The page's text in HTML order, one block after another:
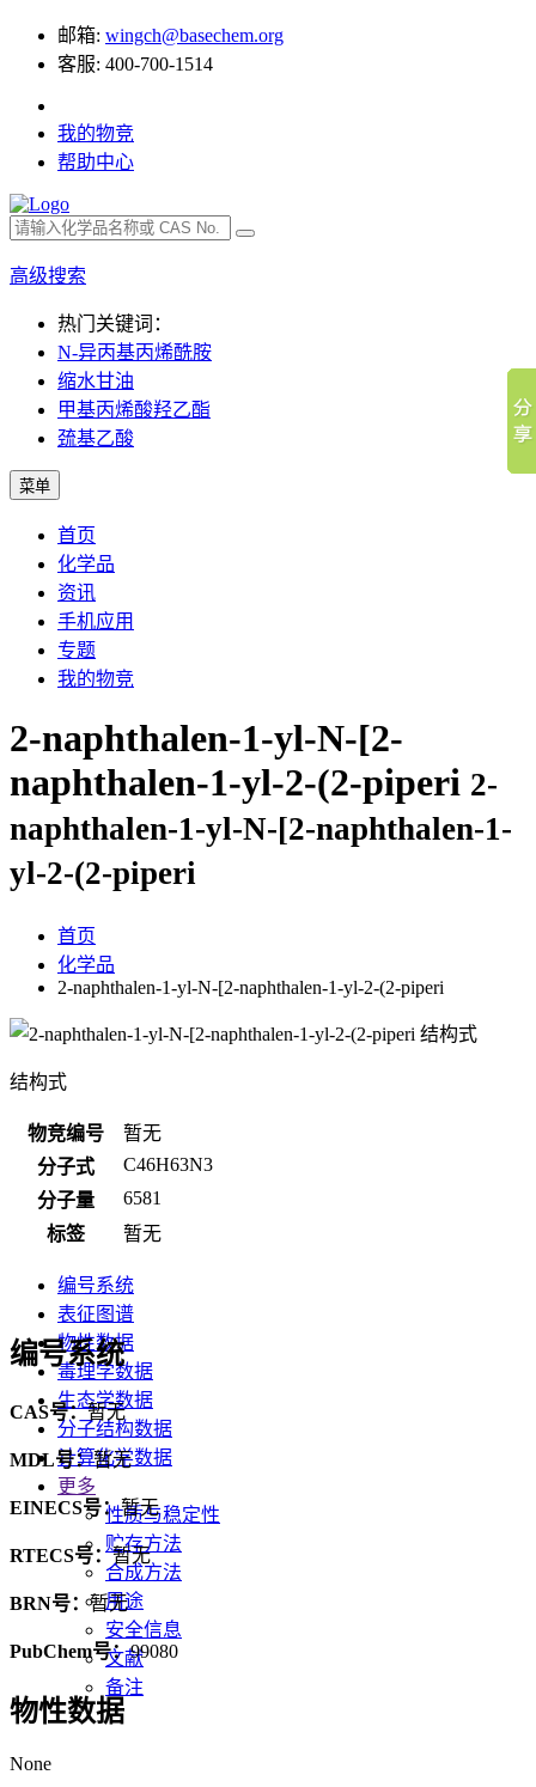
邮箱: wingch@basechem.org
客服: 400-700-1514
我的物竞
帮助中心
高级搜索
热门关键词：
N-异丙基丙烯酰胺
缩水甘油
甲基丙烯酸羟乙酯
巯基乙酸
菜单
首页
化学品
资讯
手机应用
专题
我的物竞
2-naphthalen-1-yl-N-[2-
naphthalen-1-yl-2-(2-piperi 2-
naphthalen-1-yl-N-[2-naphthalen-1-
yl-2-(2-piperi
首页
化学品
2-naphthalen-1-yl-N-[2-naphthalen-1-yl-2-(2-piperi
结构式
物竞编号
暂无
分子式
C46H63N3
分子量
6581
标签
暂无
编号系统
表征图谱
物性数据
毒理学数据
生态学数据
分子结构数据
计算化学数据
更多
性质与稳定性
贮存方法
合成方法
用途
安全信息
文献
备注
编号系统
CAS号：暂无
MDL号：暂无
EINECS号：暂无
RTECS号：暂无
BRN号：暂无
PubChem号：99080
物性数据
None